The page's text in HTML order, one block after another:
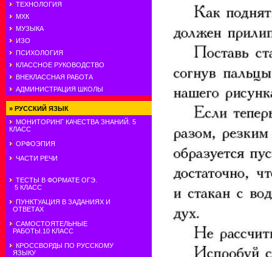
ТЕХНОЛОГИЯ
МХК
МУЗЫКА
ИЗО
ПСИХОЛОГИЯ
КЛАССНОЕ РУКОВОДСТВО
ВНЕКЛАССНАЯ РАБОТА
АДМИНИСТРАЦИЯ ШКОЛЫ
» РУССКИЙ ЯЗЫК
МОНИТОРИНГ КАЧЕСТВА ЗНАНИЙ. 5
КЛАСС
ОРФОЭПИЯ
ЧАСТИ РЕЧИ
ТЕСТЫ В ФОРМАТЕ ОГЭ.
5 КЛАСС
ПУНКТУАЦИЯ В ЗАДАНИЯХ И
ОТВЕТАХ
САМОСТОЯТЕЛЬНЫЕ
РАБОТЫ.10 КЛАСС
КРОССВОРДЫ ПО РУССКОМУ
ЯЗЫКУ